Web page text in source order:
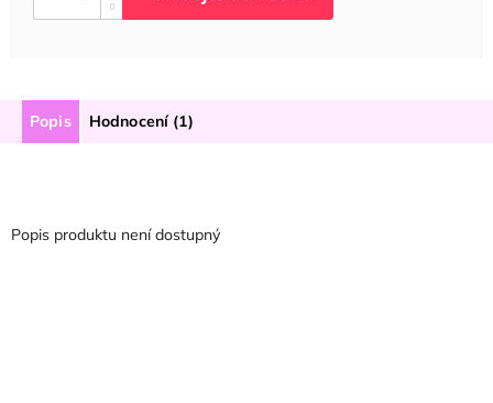
Popis Hodnocení (1)
Popis produktu není dostupný